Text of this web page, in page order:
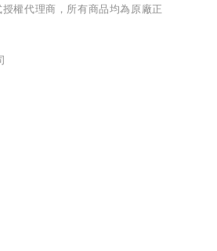
權代理商，所有商品均為原廠正